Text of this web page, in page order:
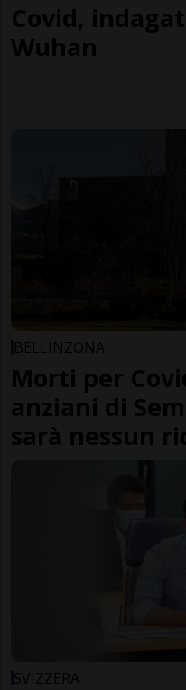
Covid,
Wuhan
BELLINZONA
Morti per
anziani di
sarà nessun
SVIZZERA